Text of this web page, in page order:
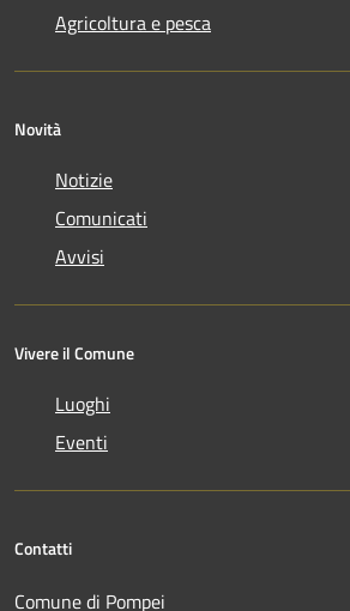
Agricoltura e pesca
Novità
Notizie
Comunicati
Avvisi
Vivere il Comune
Luoghi
Eventi
Contatti
Comune di Pompei